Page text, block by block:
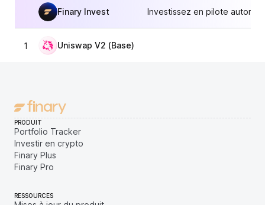
Finary Invest Investissez en pilote
1 Uniswap V2 (Base)
PRODUIT
Portfolio Tracker
Investir en crypto
Finary Plus
Finary Pro
RESSOURCES